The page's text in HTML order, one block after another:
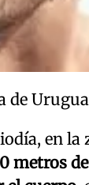
de
en la
metros